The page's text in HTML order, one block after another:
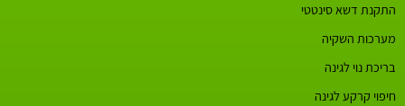
התקנת דשא סינטטי
מערכות השקיה
בריכת נוי לגינה
חיפוי קרקע לגינה